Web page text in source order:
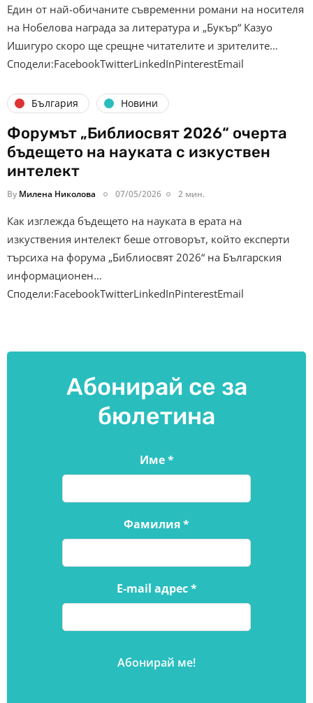
Един от най-обичаните съвременни романи на носителя
на Нобелова награда за литература и „Букър“ Казуо
Ишигуро скоро ще срещне читателите и зрителите…
Сподели:FacebookTwitterLinkedInPinterestEmail
България Новини
Форумът „Библиосвят 2026“ очерта
бъдещето на науката с изкуствен
интелект
By Милена Николова 07/05/2026 2 мин.
Как изглежда бъдещето на науката в ерата на
изкуствения интелект беше отговорът, който експерти
търсиха на форума „Библиосвят 2026“ на Българския
информационен…
Сподели:FacebookTwitterLinkedInPinterestEmail
Абонирай се за
бюлетина
Име*
Фамилия*
E-mail адрес*